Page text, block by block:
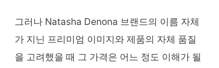
그러나 Natasha Denona 브랜드의 이름 자체
가 지닌 프리미엄 이미지와 제품의 자체 품질
을 고려했을 때 그 가격은 어느 정도 이해가 될